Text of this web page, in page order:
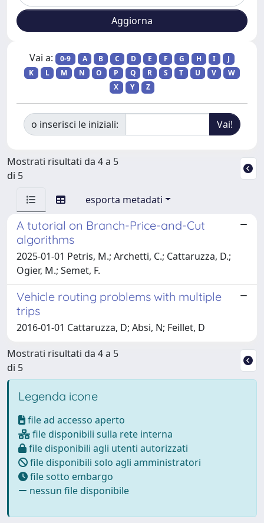
Vai a: 0-9 A B C D E F G H I
J
K
L M N O P Q R S T U V
W
X
Y Z
o inserisci le iniziali:
Mostrati risultati da 4 a 5
di 5
esporta metadati
A tutorial on Branch-Price-and-Cut
algorithms
2025-01-01 Petris, M.; Archetti, C.; Cattaruzza, D.;
Ogier, M.; Semet, F.
Vehicle routing problems with multiple
trips
2016-01-01 Cattaruzza, D; Absi, N; Feillet, D
Mostrati risultati da 4 a 5
di 5
Legenda icone
file ad accesso aperto
file disponibili sulla rete interna
file disponibili agli utenti autorizzati
file disponibili solo agli amministratori
file sotto embargo
nessun file disponibile